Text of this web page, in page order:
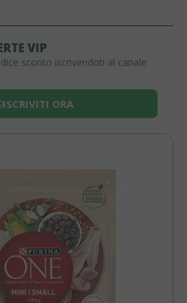
VIP
sconto iscrivendoti al canale
ISCRIVITI ORA